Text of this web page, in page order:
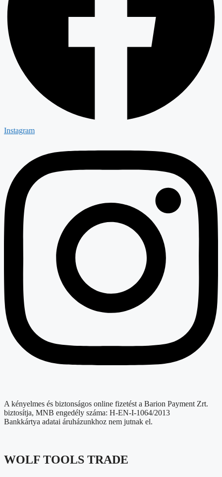
Instagram
A kényelmes és biztonságos online fizetést a Barion Payment Zrt.
biztosítja, MNB engedély száma: H-EN-I-1064/2013
Bankkártya adatai áruházunkhoz nem jutnak el.
WOLF TOOLS TRADE